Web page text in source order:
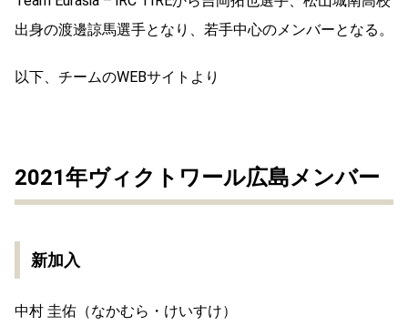
出身の渡邊諒馬選手となり、若手中心のメンバーとなる。
以下、チームのWEBサイトより
2021年ヴィクトワール広島メンバー
新加入
中村 圭佑（なかむら・けいすけ）